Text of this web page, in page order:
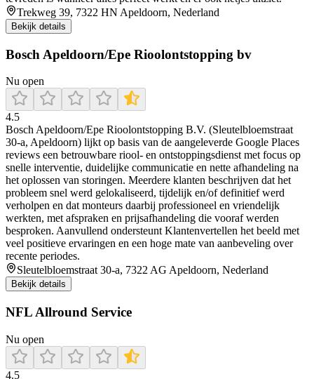
Trekweg 39, 7322 HN Apeldoorn, Nederland
Bekijk details
Bosch Apeldoorn/Epe Rioolontstopping bv
Nu open
4.5
Bosch Apeldoorn/Epe Rioolontstopping B.V. (Sleutelbloemstraat
30-a, Apeldoorn) lijkt op basis van de aangeleverde Google Places
reviews een betrouwbare riool- en ontstoppingsdienst met focus op
snelle interventie, duidelijke communicatie en nette afhandeling na
het oplossen van storingen. Meerdere klanten beschrijven dat het
probleem snel werd gelokaliseerd, tijdelijk en/of definitief werd
verholpen en dat monteurs daarbij professioneel en vriendelijk
werkten, met afspraken en prijsafhandeling die vooraf werden
besproken. Aanvullend ondersteunt Klantenvertellen het beeld met
veel positieve ervaringen en een hoge mate van aanbeveling over
recente periodes.
Sleutelbloemstraat 30-a, 7322 AG Apeldoorn, Nederland
Bekijk details
NFL Allround Service
Nu open
4.5